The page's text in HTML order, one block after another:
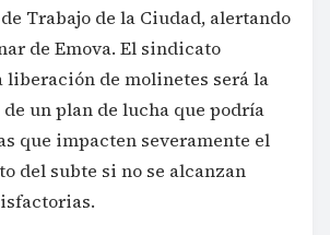
Trabajo de la Ciudad, alertando
de Emova. El sindicato
liberación de molinetes será la
un plan de lucha que podría
que impacten severamente el
del subte si no se alcanzan